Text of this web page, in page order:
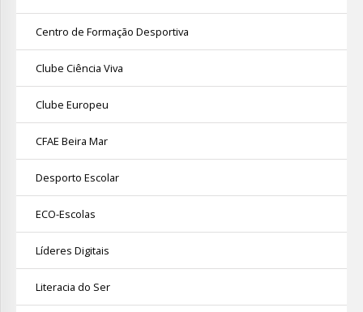
Centro de Formação Desportiva
Clube Ciência Viva
Clube Europeu
CFAE Beira Mar
Desporto Escolar
ECO-Escolas
Líderes Digitais
Literacia do Ser